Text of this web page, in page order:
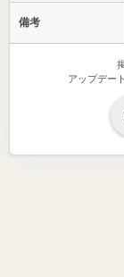
備考
アップデー